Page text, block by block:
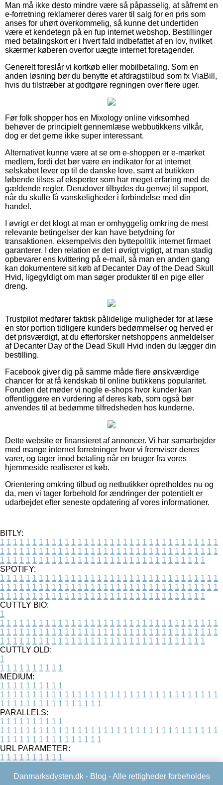
Man må ikke desto mindre være så påpasselig, at såfremt en
e-forretning reklamerer deres varer til salg for en pris som
anses for uhørt overkommelig, så kunne det undertiden
være et kendetegn på en fup internet webshop. Bestillinger
med betalingskort er i hvert fald indbefattet af en lov, hvilket
skærmer køberen overfor uægte internet foretagender.
Generelt foreslår vi kortkøb eller mobilbetaling. Som en
anden løsning bør du benytte et afdragstilbud som fx ViaBill,
hvis du tilstræber at godtgøre regningen over flere uger.
Før folk shopper hos en Mixology online virksomhed
behøver de principielt gennemlæse webbutikkens vilkår,
dog er det gerne ikke super interessant.
Alternativet kunne være at se om e-shoppen er e-mærket
medlem, fordi det bør være en indikator for at internet
selskabet lever op til de danske love, samt at butikken
løbende tilses af eksperter som har meget erfaring med de
gældende regler. Derudover tilbydes du genvej til support,
når du skulle få vanskeligheder i forbindelse med din
handel.
I øvrigt er det klogt at man er omhyggelig omkring de mest
relevante betingelser der kan have betydning for
transaktionen, eksempelvis den byttepolitik internet firmaet
garanterer. I den relation er det i øvrigt vigtigt, at man stadig
opbevarer ens kvittering på e-mail, så man en anden gang
kan dokumentere sit køb af Decanter Day of the Dead Skull
Hvid, ligegyldigt om man søger produkter til en pige eller
dreng.
Trustpilot medfører faktisk pålidelige muligheder for at læse
en stor portion tidligere kunders bedømmelser og herved er
det prisværdigt, at du efterforsker netshoppens anmeldelser
af Decanter Day of the Dead Skull Hvid inden du lægger din
bestilling.
Facebook giver dig på samme måde flere ønskværdige
chancer for at få kendskab til online butikkens popularitet.
Foruden det møder vi nogle e-shops hvor kunder kan
offentliggøre en vurdering af deres køb, som også bør
anvendes til at bedømme tilfredsheden hos kunderne.
Dette website er finansieret af annoncer. Vi har samarbejder
med mange internet forretninger hvor vi fremviser deres
varer, og tager imod betaling når en bruger fra vores
hjemmeside realiserer et køb.
Orientering omkring tilbud og netbutikker opretholdes nu og
da, men vi tager forbehold for ændringer der potentielt er
udarbejdet efter seneste opdatering af vores informationer.
BITLY:
1 1 1 1 1 1 1 1 1 1 1 1 1 1 1 1 1 1 1 1 1 1 1 1 1 1 1 1 1 1 1 1 1 1
1 1 1 1 1 1 1 1 1 1 1 1 1 1 1 1 1 1 1 1 1 1 1 1 1 1 1 1 1 1 1 1 1 1
1 1 1 1 1 1 1 1 1 1 1 1 1 1 1 1 1 1 1 1 1 1 1 1 1 1 1 1 1 1 1 1
SPOTIFY:
1 1 1 1 1 1 1 1 1 1 1 1 1 1 1 1 1 1 1 1 1 1 1 1 1 1 1 1 1 1 1 1 1 1
1 1 1 1 1 1 1 1 1 1 1 1 1 1 1 1 1 1 1 1 1 1 1 1 1 1 1 1 1 1 1 1 1 1
1 1 1 1 1 1 1 1 1 1 1 1 1 1 1 1 1 1 1 1 1 1 1 1 1 1 1 1 1 1 1 1
CUTTLY BIO:
1
1 1 1 1 1 1 1 1 1 1 1 1 1 1 1 1 1 1 1 1 1 1 1 1 1 1 1 1 1 1 1 1 1 1
1 1 1 1 1 1 1 1 1 1 1 1 1 1 1 1 1 1 1 1 1 1 1 1 1 1 1 1 1 1 1 1 1 1
1 1 1 1 1 1 1 1 1 1 1 1 1 1 1 1 1 1 1 1 1 1 1 1 1 1 1 1 1 1 1 1
CUTTLY OLD:
1
1 1 1 1 1 1 1 1 1 1
MEDIUM:
1 1 1 1 1 1 1 1 1 1
1 1 1 1 1 1 1 1 1 1 1 1 1 1 1 1 1 1 1 1 1 1 1 1 1 1 1 1 1 1 1 1 1 1
1 1 1 1 1 1 1 1 1 1 1 1 1 1 1 1
PARALLELS:
1 1 1 1 1 1 1 1 1 1
1 1 1 1 1 1 1 1 1 1 1 1 1 1 1 1 1 1 1 1 1 1 1 1 1 1 1 1 1 1 1 1 1 1
1 1 1 1 1 1 1 1 1 1 1 1 1 1 1 1
URL PARAMETER:
1 1 1 1 1 1 1 1 1 1
Danmarksdysten.dk - Blog - Alle rettigheder forbeholdes